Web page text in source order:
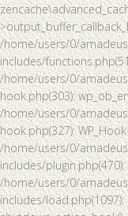
/home/users/0/
includes/
/home/users/0/
hook.php(303):
/home/users/0/
hook.php(327):
/home/users/0/
includes/
/home/users/0/
includes/